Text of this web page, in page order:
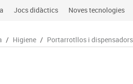
i classificadors
Jocs didàctics
Primeres edats
Noves tecnologies
Audio
/ Higiene / Portarrotllos i dispensadors